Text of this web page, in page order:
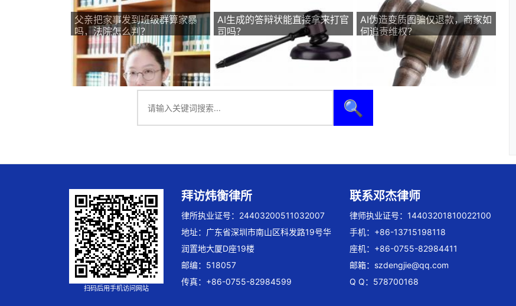
父亲把家事发到班级群算家暴
吗，法院怎么判？
AI生成的答辩状能直接拿来打官
司吗？
AI伪造变质图骗仅退款，商家如
何追责维权？
🔍
扫码后用手机访问网站
拜访炜衡律所
律所执业证号：24403200511032007
地址：广东省深圳市南山区科发路19号华
润置地大厦D座19楼
邮编：518057
传真：+86-0755-82984599
联系邓杰律师
律师执业证号：14403201810022100
手机：+86-13715198118
座机：+86-0755-82984411
邮箱： szdengjie@qq.com
Q Q：578700168